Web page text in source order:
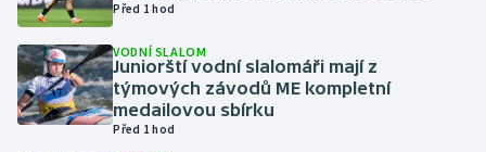
Judo
Krasobruslení
Lezení
Před 1 hod
VODNÍ SLALOM
Juniorští vodní slalomáři mají z
týmových závodů ME kompletní
medailovou sbírku
Před 1 hod